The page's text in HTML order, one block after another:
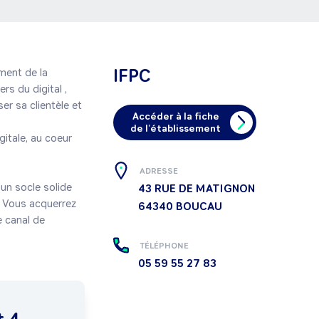
de la
du digital ,
sa clientèle et
au coeur
socle solide
acquerrez
canal de
IFPC
Accéder à la fiche
de l'établissement
ADRESSE
43 RUE DE MATIGNON
64340 BOUCAU
TÉLÉPHONE
05 59 55 27 83